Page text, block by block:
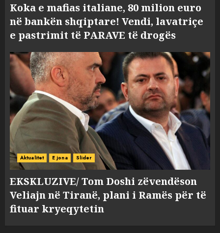
Koka e mafias italiane, 80 milion euro
në bankën shqiptare! Vendi, lavatriçe
e pastrimit të PARAVE të drogës
Aktualitet E jona Slider
EKSKLUZIVE/ Tom Doshi zëvendëson
Veliajn në Tiranë, plani i Ramës për të
fituar kryeqytetin